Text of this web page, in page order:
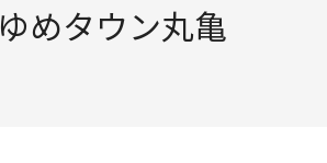
ゆめタウン丸亀